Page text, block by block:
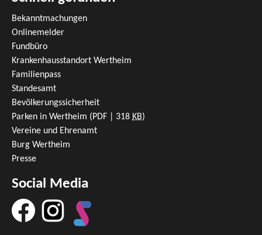
Bekanntmachungen
Onlinemelder
Fundbüro
Krankenhausstandort Wertheim
Familienpass
Standesamt
Bevölkerungssicherheit
Parken in Wertheim (PDF | 318 KB)
Vereine und Ehrenamt
Burg Wertheim
Presse
Social Media